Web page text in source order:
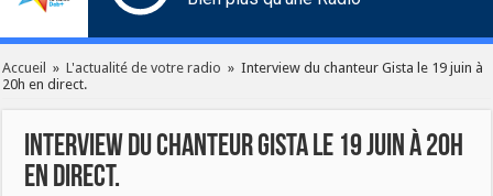
Accueil » L'actualité de votre radio » Interview du chanteur Gista le 19 juin à
20h en direct.
Interview du chanteur Gista le 19 juin à 20h
en direct.